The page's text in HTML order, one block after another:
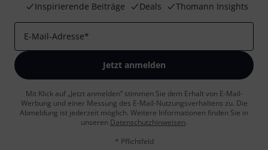
Inspirierende Beiträge
Deals Thomann Insights
E-Mail-Adresse*
Jetzt anmelden
Mit Klick auf „Jetzt anmelden“ stimmen Sie dem Erhalt von E-Mail-
Werbung und einer Messung des E-Mail-Nutzungsverhaltens zu. Die
Abmeldung ist jederzeit möglich. Weitere Informationen finden Sie in
unseren Datenschutzhinweisen.
* Pflichtfeld